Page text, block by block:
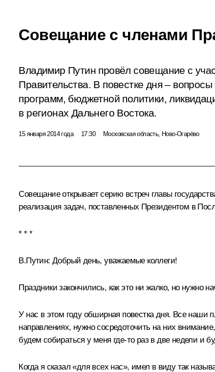
Совещание с членами
Владимир Путин провёл совещание с
Правительства. В повестке дня –
программ, бюджетной политики,
в регионах Дальнего Востока.
15 января 2014 года 17:30 Московская область, Ново-Огарёво
Совещание открывает серию встреч главы
реализация задач, поставленных Президентом в
* * *
В.Путин: Добрый день, уважаемые коллеги!
Праздники закончились, как это ни жалко, но нужно
У нас в этом году обширная повестка дня. Все наши
направлениях, нужно сосредоточить на них
будем собираться у меня где‑то раз в две недели и
Когда я сказал «для всех нас», имел в виду так